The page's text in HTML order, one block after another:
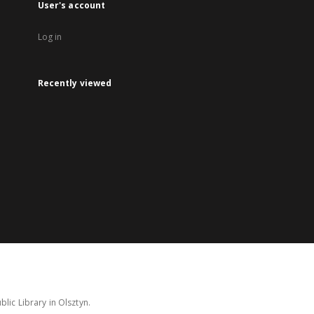
User's account
Log in
Recently viewed
Library in Olsztyn.